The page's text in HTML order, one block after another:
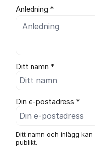
Anledning *
Ditt namn *
Din e-postadress *
Ditt namn och inlägg
publikt.